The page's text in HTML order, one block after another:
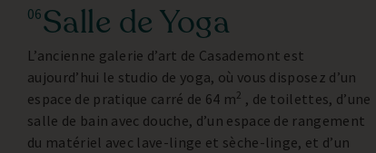
06Salle de Yoga
L’ancienne galerie d’art de Casademont est
aujourd’hui le studio de yoga, où vous disposez d’un
espace de pratique carré de 64 m2 , de toilettes, d’une
salle de bain avec douche, d’un espace de rangement
du matériel avec lave-linge et sèche-linge, et d’un